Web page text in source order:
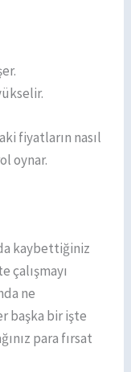
fiyatların nasıl
oynar.
kaybettiğiniz
çalışmayı
ne
başka bir işte
para fırsat